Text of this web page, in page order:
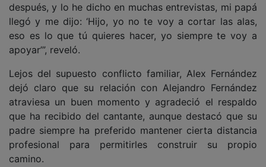
después, y lo he dicho en muchas entrevistas, mi papá
llegó y me dijo: ‘Hijo, yo no te voy a cortar las alas,
eso es lo que tú quieres hacer, yo siempre te voy a
apoyar’”, reveló.
Lejos del supuesto conflicto familiar, Alex Fernández
dejó claro que su relación con Alejandro Fernández
atraviesa un buen momento y agradeció el respaldo
que ha recibido del cantante, aunque destacó que su
padre siempre ha preferido mantener cierta distancia
profesional para permitirles construir su propio
camino.